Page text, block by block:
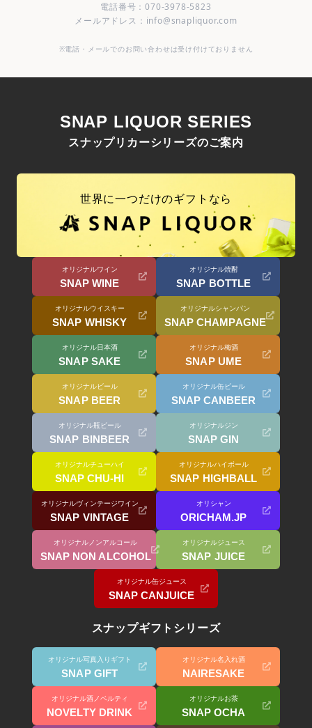
電話番号：070-3978-5823
メールアドレス：info@snapliquor.com
※電話・メールでのお問い合わせは受け付けておりません
SNAP LIQUOR SERIES
スナップリカーシリーズのご案内
世界に一つだけのギフトなら
オリジナルワイン
SNAP WINE
オリジナル焼酎
SNAP BOTTLE
オリジナルウイスキー
SNAP WHISKY
オリジナルシャンパン
SNAP CHAMPAGNE
オリジナル日本酒
SNAP SAKE
オリジナル梅酒
SNAP UME
オリジナルビール
SNAP BEER
オリジナル缶ビール
SNAP CANBEER
オリジナル瓶ビール
SNAP BINBEER
オリジナルジン
SNAP GIN
オリジナルチューハイ
SNAP CHU-HI
オリジナルハイボール
SNAP HIGHBALL
オリジナルヴィンテージワイン
SNAP VINTAGE
オリシャン
ORICHAM.JP
オリジナルノンアルコール
SNAP NON ALCOHOL
オリジナルジュース
SNAP JUICE
オリジナル缶ジュース
SNAP CANJUICE
スナップギフトシリーズ
オリジナル写真入りギフト
SNAP GIFT
オリジナル名入れ酒
NAIRESAKE
オリジナル酒ノベルティ
NOVELTY DRINK
オリジナルお茶
SNAP OCHA